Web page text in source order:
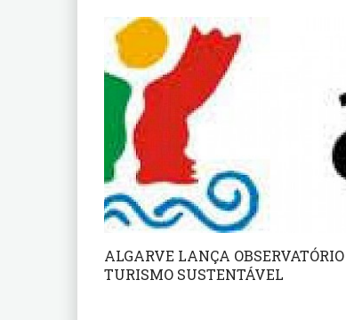
ALGARVE LANÇA
TURISMO SUSTENTÁVEL